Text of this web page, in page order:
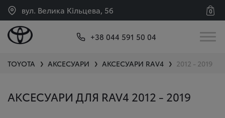
вул. Велика Кільцева, 56 0
+38 044 591 50 04
TOYOTA ❯ АКСЕСУАРИ ❯ АКСЕСУАРИ RAV4 ❯ 2012 - 2019
АКСЕСУАРИ ДЛЯ RAV4 2012 - 2019